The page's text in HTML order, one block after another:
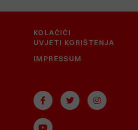
KOLAČIĆI
UVJETI KORIŠTENJA
IMPRESSUM